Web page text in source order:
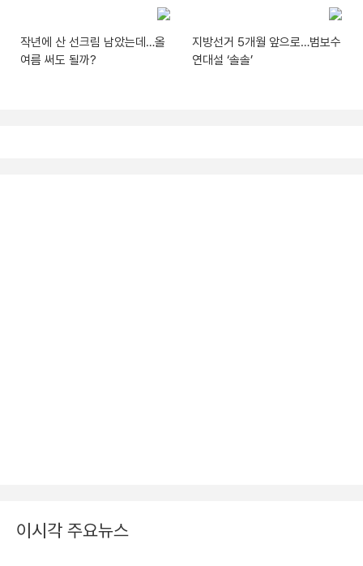
작년에 산 선크림 남았는데…올
여름 써도 될까?
지방선거 5개월 앞으로…범보수
연대설 ‘솔솔’
이시각 주요뉴스